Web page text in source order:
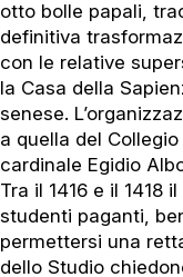
otto bolle papali,
definitiva
con le relative
la Casa della
senese.
a quella del
cardinale Egidio
Tra il 1416 e il 1418
studenti paganti,
permettersi una
dello Studio